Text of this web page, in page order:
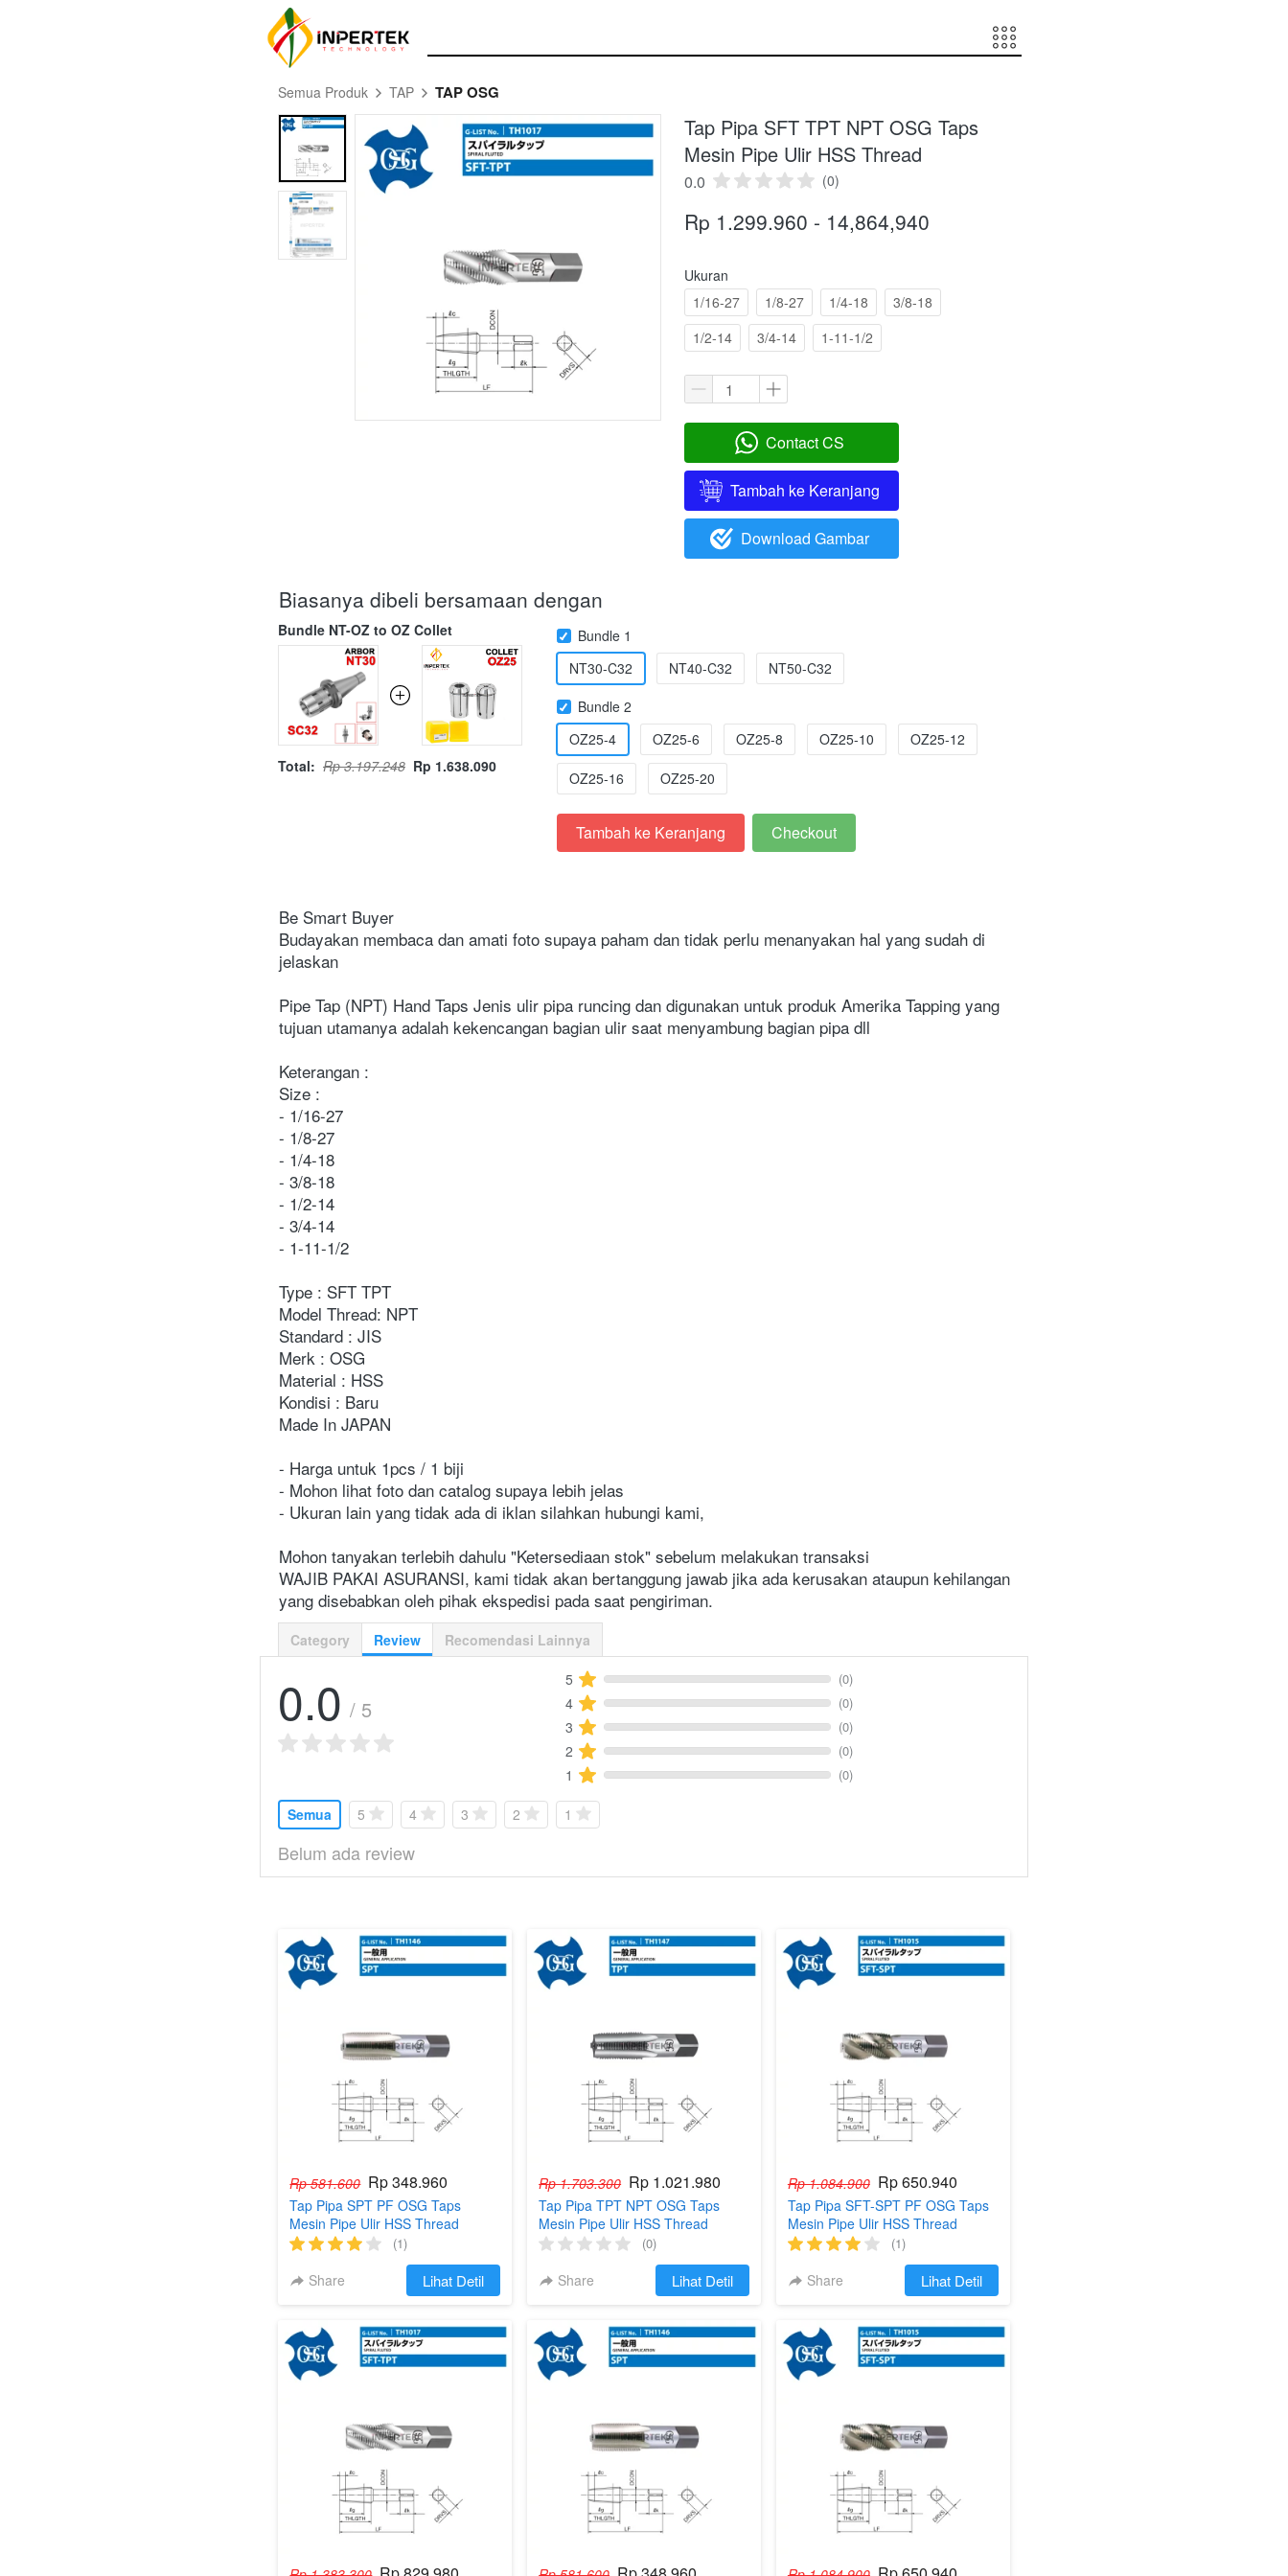
Semua Produk TAP TAP OSG
Tap Pipa SFT TPT NPT OSG Taps
Mesin Pipe Ulir HSS Thread
0.0 (0)
Rp 1.299.960 - 14,864,940
Ukuran
1/16-27
1/8-27 1/4-18
3/8-18
1/2-14
3/4-14 1-11-1/2
` Contact CS
` Tambah ke Keranjang
` Download Gambar
Biasanya dibeli bersamaan dengan
Bundle NT-OZ to OZ Collet
Total: Rp 3.197.248 Rp 1.638.090
Bundle 1
NT30-C32
NT40-C32
NT50-C32
Bundle 2
OZ25-4
OZ25-6 OZ25-8 OZ25-10 OZ25-12
OZ25-16 OZ25-20
`
Tambah ke Keranjang `
Checkout
Be Smart Buyer
Budayakan membaca dan amati foto supaya paham dan tidak perlu menanyakan hal yang sudah di
jelaskan
Pipe Tap (NPT) Hand Taps Jenis ulir pipa runcing dan digunakan untuk produk Amerika Tapping yang
tujuan utamanya adalah kekencangan bagian ulir saat menyambung bagian pipa dll
Keterangan :
Size :
- 1/16-27
- 1/8-27
- 1/4-18
- 3/8-18
- 1/2-14
- 3/4-14
- 1-11-1/2
Type : SFT TPT
Model Thread: NPT
Standard : JIS
Merk : OSG
Material : HSS
Kondisi : Baru
Made In JAPAN
- Harga untuk 1pcs / 1 biji
- Mohon lihat foto dan catalog supaya lebih jelas
- Ukuran lain yang tidak ada di iklan silahkan hubungi kami,
Mohon tanyakan terlebih dahulu "Ketersediaan stok" sebelum melakukan transaksi
WAJIB PAKAI ASURANSI, kami tidak akan bertanggung jawab jika ada kerusakan ataupun kehilangan
yang disebabkan oleh pihak ekspedisi pada saat pengiriman.
Category Review Recomendasi Lainnya
0.0 / 5
5 (0)
4 (0)
3 (0)
2 (0)
1 (0)
Semua 5 4 3 2 1
Belum ada review
Rp 581.600 Rp 348.960
Tap Pipa SPT PF OSG Taps
Mesin Pipe Ulir HSS Thread
(1)
Share `
Lihat Detil
Rp 1.703.300 Rp 1.021.980
Tap Pipa TPT NPT OSG Taps
Mesin Pipe Ulir HSS Thread
(0)
Share `Lihat Detil
Rp 1.084.900 Rp 650.940
Tap Pipa SFT-SPT PF OSG Taps
Mesin Pipe Ulir HSS Thread
(1)
Share `Lihat Detil